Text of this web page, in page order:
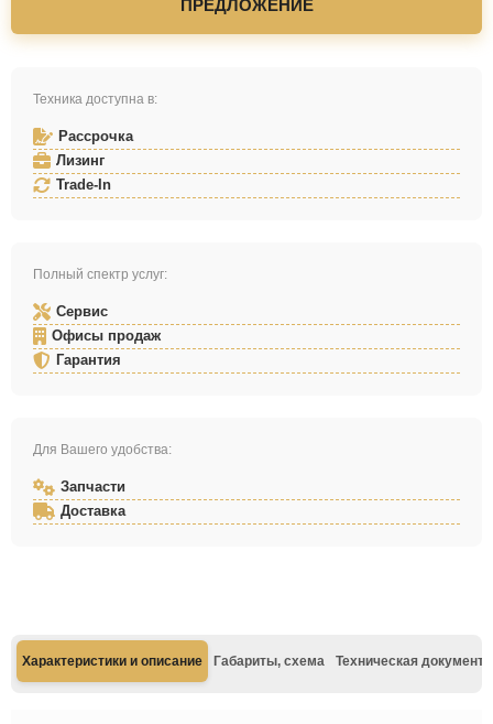
ПРЕДЛОЖЕНИЕ
Техника доступна в:
Рассрочка
Лизинг
Trade-In
Полный спектр услуг:
Сервис
Офисы продаж
Гарантия
Для Вашего удобства:
Запчасти
Доставка
Характеристики и описание Габариты, схема Техническая